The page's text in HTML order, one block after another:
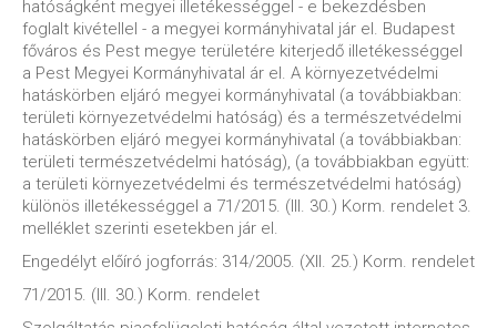
hatóságként megyei illetékességgel - e bekezdésben
foglalt kivétellel - a megyei kormányhivatal jár el. Budapest
főváros és Pest megye területére kiterjedő illetékességgel
a Pest Megyei Kormányhivatal ár el. A környezetvédelmi
hatáskörben eljáró megyei kormányhivatal (a továbbiakban:
területi környezetvédelmi hatóság) és a természetvédelmi
hatáskörben eljáró megyei kormányhivatal (a továbbiakban:
területi természetvédelmi hatóság), (a továbbiakban együtt:
a területi környezetvédelmi és természetvédelmi hatóság)
különös illetékességgel a 71/2015. (III. 30.) Korm. rendelet 3.
melléklet szerinti esetekben jár el.
Engedélyt előíró jogforrás: 314/2005. (XII. 25.) Korm. rendelet
71/2015. (III. 30.) Korm. rendelet